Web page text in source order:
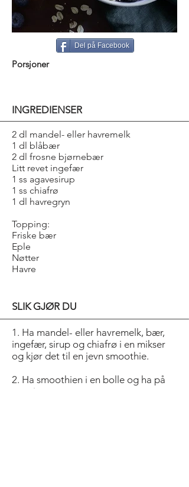
Del på Facebook
Porsjoner
INGREDIENSER
2 dl mandel- eller havremelk
1 dl blåbær
2 dl frosne bjørnebær
Litt revet ingefær
1 ss agavesirup
1 ss chiafrø
1 dl havregryn
Topping:
Friske bær
Eple
Nøtter
Havre
SLIK GJØR DU
1. Ha mandel- eller havremelk, bær,
ingefær, sirup og chiafrø i en mikser
og kjør det til en jevn smoothie.
2. Ha smoothien i en bolle og ha på
topping.